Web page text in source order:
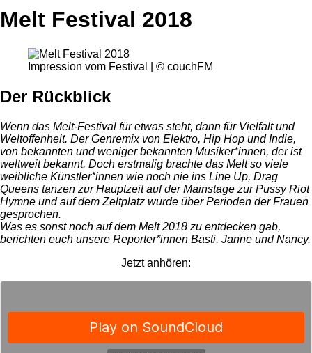
Melt Festival 2018
Impression vom Festival | © couchFM
Der Rückblick
Wenn das Melt-Festival für etwas steht, dann für Vielfalt und
Weltoffenheit. Der Genremix von Elektro, Hip Hop und Indie,
von bekannten und weniger bekannten Musiker*innen, der ist
weltweit bekannt. Doch erstmalig brachte das Melt so viele
weibliche Künstler*innen wie noch nie ins Line Up, Drag
Queens tanzen zur Hauptzeit auf der Mainstage zur Pussy Riot
Hymne und auf dem Zeltplatz wurde über Perioden der Frauen
gesprochen.
Was es sonst noch auf dem Melt 2018 zu entdecken gab,
berichten euch unsere Reporter*innen Basti, Janne und Nancy.
Jetzt anhören: